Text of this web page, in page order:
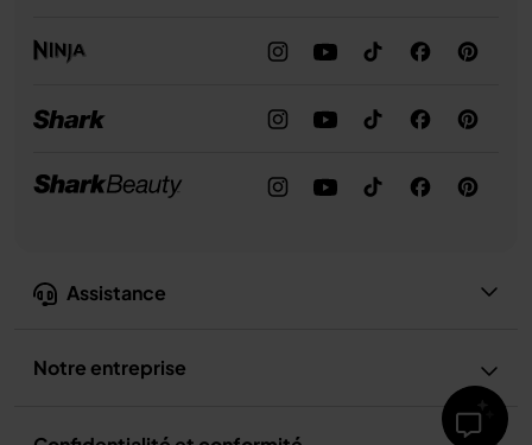
Assistance
Notre entreprise